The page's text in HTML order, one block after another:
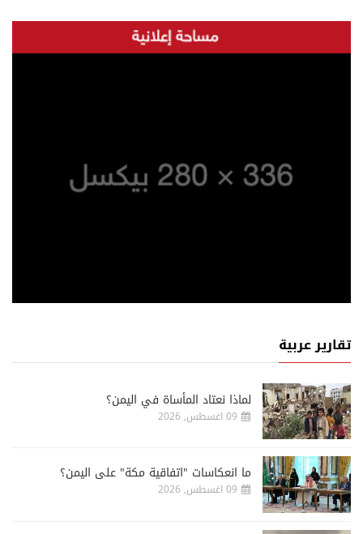
تقارير عربية
لماذا نعتاد المأساة في اليمن؟
09 اغسطس, 2026
ما انعكاسات "اتفاقية مكة" على اليمن؟
09 اغسطس, 2026